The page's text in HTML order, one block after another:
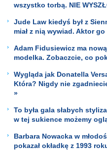
wszystko torbą. NIE
Jude Law kiedyś był z
miał z nią wywiad. Aktor
Adam Fidusiewicz ma
modelka. Zobaczcie, co
Wygląda jak Donatella
Która? Nigdy nie
»
To była gala słabych
w tej sukience możemy
Barbara Nowacka w
pokazał okładkę z 1993